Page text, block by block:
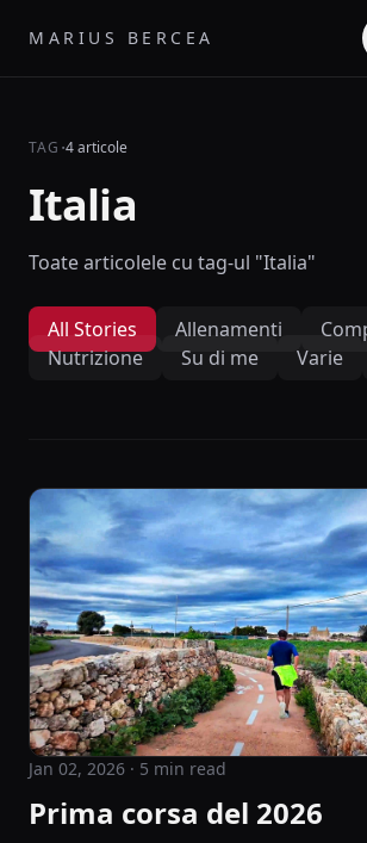
MARIUS BERCEA
TAG ·4 articole
Italia
Toate articolele cu tag-ul "Italia"
All Stories Allenamenti
Nutrizione
Su di me Varie
Jan 02, 2026 · 5 min read
Prima corsa del 2026